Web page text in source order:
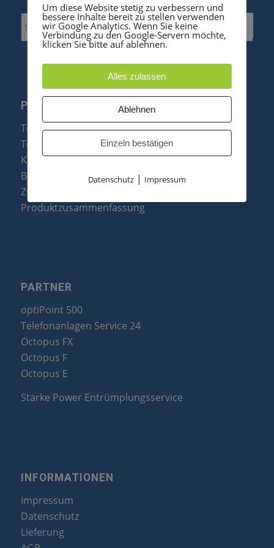
PRODUKTE
Telefonanlagen
Telefone
Konftel Konferenztelefone
Baugruppen
Zubehör & Ersatzteile
Produktzusammenfassung
PARTNER
optiPoint 500
Telefonanlagen Service 24
Octopus FX
Octopus F
Octopus E
Starke Power Entrümplungsservice
INFORMATIONEN
Impressum
Datenschutz
Lieferung
Um diese Website stetig zu verbessern und
bessere Inhalte bereit zu stellen verwenden
wir Google Analytics. Wenn Sie keine
Verbindung zu den Google-Servern möchte,
klicken Sie bitte auf ablehnen.
Alles zulassen
Ablehnen
Einzeln bestätigen
Datenschutz| Impressum